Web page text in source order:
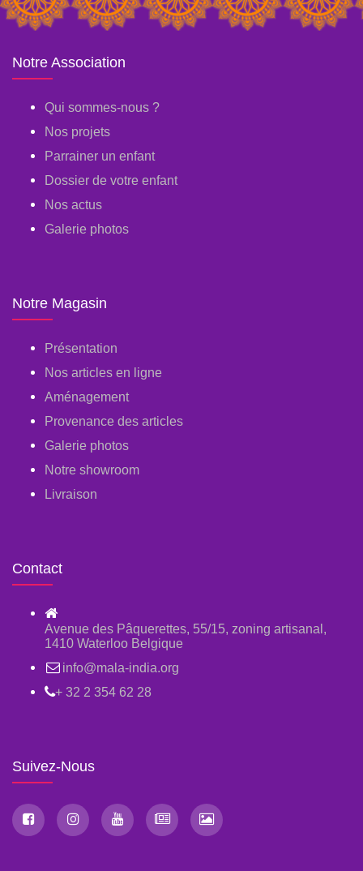
Notre Association
Qui sommes-nous ?
Nos projets
Parrainer un enfant
Dossier de votre enfant
Nos actus
Galerie photos
Notre Magasin
Présentation
Nos articles en ligne
Aménagement
Provenance des articles
Galerie photos
Notre showroom
Livraison
Contact
Avenue des Pâquerettes, 55/15, zoning artisanal,
1410 Waterloo Belgique
info@mala-india.org
+ 32 2 354 62 28
Suivez-Nous